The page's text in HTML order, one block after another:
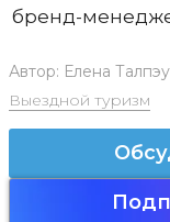
бренд-
Автор: Елена Талпэу
Выездной туризм